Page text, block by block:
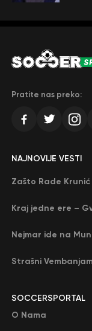
Pratite nas preko:
SOCCERSPORTAL
O Nama
NAJNOVIJE VESTI